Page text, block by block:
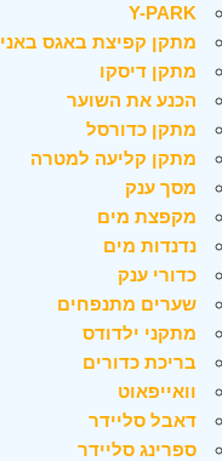
Y-PARK
מתקן קפיצת באגס באני
מתקן דיסקו
הכנע את השוער
מתקן כדורסל
מתקן קליעה למטרה
מסך ענק
מקפצת מים
נדנדות מים
כדורי ענק
שערים מתנפחים
מתקני ילדודס
בריכת כדורים
וואייפאוט
דאבל סליידר
ספרינג סליידר